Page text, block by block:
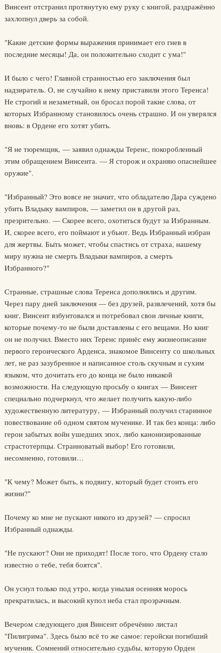
Винсент отстранил протянутую ему руку с книгой, раздражённо
захлопнул дверь за собой.
"Какие детские формы выражения принимает его гнев в
последние месяцы! Да, он положительно сходит с ума!"
И было с чего! Главной странностью его заключения был
надзиратель. О, не случайно к нему приставили этого Теренса!
Не строгий и незаметный, он бросал порой такие слова, от
которых Избранному становилось очень страшно. И он уверялся
вновь: в Ордене его хотят убить.
"Я не тюремщик, — заявил однажды Теренс, покоробленный
этим обращением Винсента. — Я сторож и охраняю опаснейшее
оружие".
"Избранный? Это вовсе не значит, что обладателю Дара суждено
убить Владыку вампиров, — заметил он в другой раз,
презрительно. — Скорее всего, охотиться будут за Избранным.
И, скорее всего, его поймают и убьют. Ведь Избранный избран
для жертвы. Быть может, чтобы спастись от страха, нашему
миру нужна не смерть Владыки вампиров, а смерть
Избранного?"
Странные, страшные слова Теренса дополнялись и другим.
Через пару дней заключения — без друзей, развлечений, хотя бы
книг, Винсент взбунтовался и потребовал свои личные книги,
которые почему-то не были доставлены с его вещами. Но книг
он не получил. Вместо них Теренс принёс ему жизнеописание
первого героического Арденса, знакомое Винсенту со школьных
лет, не раз зазубренное и написанное столь скучным и сухим
языком, что дочитать его до конца не было никакой
возможности. На следующую просьбу о книгах — Винсент
специально подчеркнул, что желает получить какую-либо
художественную литературу, — Избранный получил старинное
повествование об одном святом мученике. И так без конца: либо
герои забытых войн ушедших эпох, либо канонизированные
страстотерпцы. Странноватый выбор! Его готовили,
несомненно, готовили…
"К чему? Может быть, к подвигу, который будет стоить его
жизни?"
Почему ко мне не пускают никого из друзей? — спросил
Избранный однажды.
"Не пускают? Они не приходят! После того, что Ордену стало
известно о тебе, тебя боятся".
Он уснул только под утро, когда унылая осенняя морось
прекратилась, и высокий купол неба стал прозрачным.
Вечером следующего дня Винсент обречённо листал
"Пилигрима". Здесь было всё то же самое: геройски погибший
мученик. Сомнений относительно судьбы, которую Орден